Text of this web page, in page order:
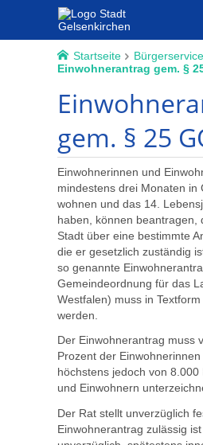
Startseite
Bürgerservice
Einwohnerantrag gem. §
gem. § 25
Einwohnerinnen und
mindestens drei Monaten in
wohnen und das 14.
haben, können beantragen,
Stadt über eine bestimmte
die er gesetzlich zuständig
so genannte
Gemeindeordnung für das
Westfalen) muss in
werden.
Der Einwohnerantrag muss
Prozent der
höchstens jedoch von 8.000
und Einwohnern
Der Rat stellt unverzüglich
Einwohnerantrag zulässig